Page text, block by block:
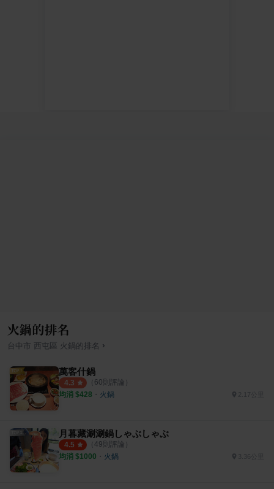
火鍋的排名
台中市 西屯區 火鍋 的排名 ›
萬客什鍋
4.3 （ 60則評論）
均消 $428 ・ 火鍋
月暮藏涮涮鍋しゃぶしゃぶ
4.5 （ 49則評論）
均消 $1000 ・ 火鍋